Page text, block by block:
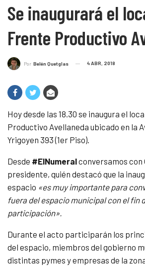
Se inaugurará el
Frente Productivo
Por Belén Quetglas 4 ABR, 2018
Hoy desde las 18.30 se inaugura el
Productivo Avellaneda ubicado en la
Yrigoyen 393 (1er Piso).
Desde #ElNumeralconversamos con
presidente, quién destacó que la
espacio «es muy importante para
fuera del espacio municipal con el fin
participación».
Durante el acto participarán los
del espacio, miembros del gobierno
distintas pymes y empresas de la